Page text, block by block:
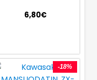
6,80€
-18%